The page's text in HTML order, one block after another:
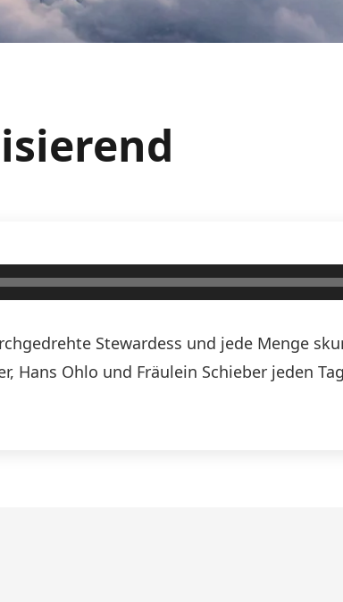
Stewardess und jede Menge
Hans Ohlo und Fräulein Schieber jeden